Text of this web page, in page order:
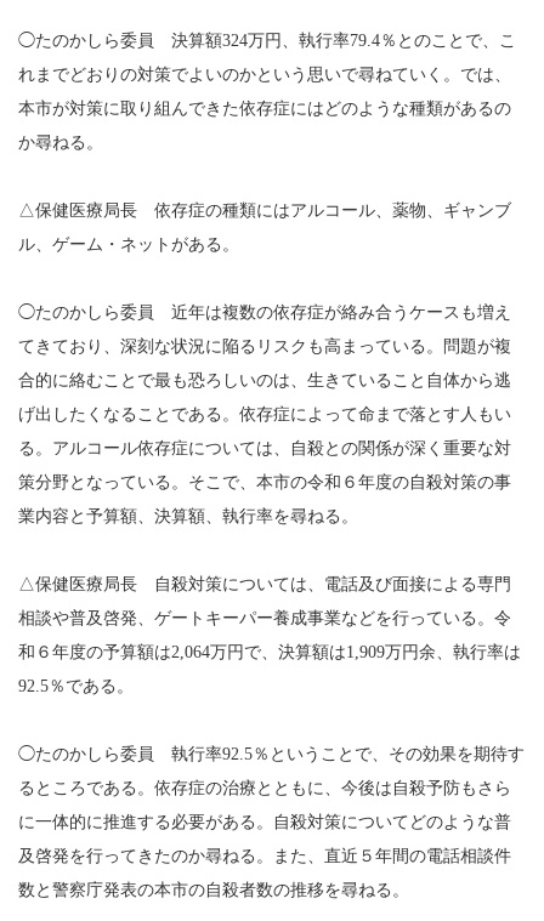
◯たのかしら委員 決算額324万円、執行率79.4％とのことで、こ
れまでどおりの対策でよいのかという思いで尋ねていく。では、
本市が対策に取り組んできた依存症にはどのような種類があるの
か尋ねる。
△保健医療局長 依存症の種類にはアルコール、薬物、ギャンブ
ル、ゲーム・ネットがある。
◯たのかしら委員 近年は複数の依存症が絡み合うケースも増え
てきており、深刻な状況に陥るリスクも高まっている。問題が複
合的に絡むことで最も恐ろしいのは、生きていること自体から逃
げ出したくなることである。依存症によって命まで落とす人もい
る。アルコール依存症については、自殺との関係が深く重要な対
策分野となっている。そこで、本市の令和６年度の自殺対策の事
業内容と予算額、決算額、執行率を尋ねる。
△保健医療局長 自殺対策については、電話及び面接による専門
相談や普及啓発、ゲートキーパー養成事業などを行っている。令
和６年度の予算額は2,064万円で、決算額は1,909万円余、執行率は
92.5％である。
◯たのかしら委員 執行率92.5％ということで、その効果を期待す
るところである。依存症の治療とともに、今後は自殺予防もさら
に一体的に推進する必要がある。自殺対策についてどのような普
及啓発を行ってきたのか尋ねる。また、直近５年間の電話相談件
数と警察庁発表の本市の自殺者数の推移を尋ねる。